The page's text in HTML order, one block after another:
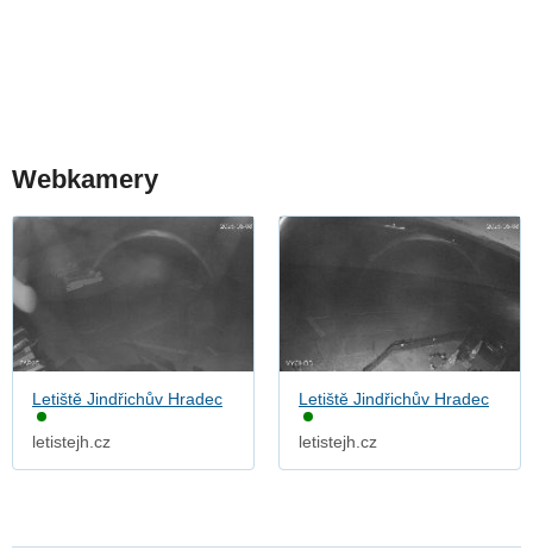
Webkamery
Letiště Jindřichův Hradec
letistejh.cz
Letiště Jindřichův Hradec
letistejh.cz